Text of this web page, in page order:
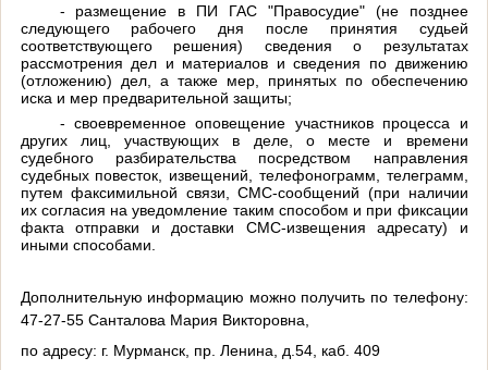
- размещение в ПИ ГАС "Правосудие" (не позднее
следующего рабочего дня после принятия судьей
соответствующего решения) сведения о результатах
рассмотрения дел и материалов и сведения по движению
(отложению) дел, а также мер, принятых по обеспечению
иска и мер предварительной защиты;
- своевременное оповещение участников процесса и
других лиц, участвующих в деле, о месте и времени
судебного разбирательства посредством направления
судебных повесток, извещений, телефонограмм, телеграмм,
путем факсимильной связи, СМС-сообщений (при наличии
их согласия на уведомление таким способом и при фиксации
факта отправки и доставки СМС-извещения адресату) и
иными способами.
Дополнительную информацию можно получить по телефону:
47-27-55 Санталова Мария Викторовна,
по адресу: г. Мурманск, пр. Ленина, д.54, каб. 409